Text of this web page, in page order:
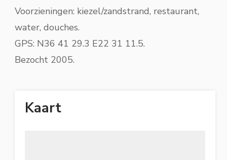
Voorzieningen: kiezel/zandstrand, restaurant,
water, douches.
GPS: N36 41 29.3 E22 31 11.5.
Bezocht 2005.
Kaart